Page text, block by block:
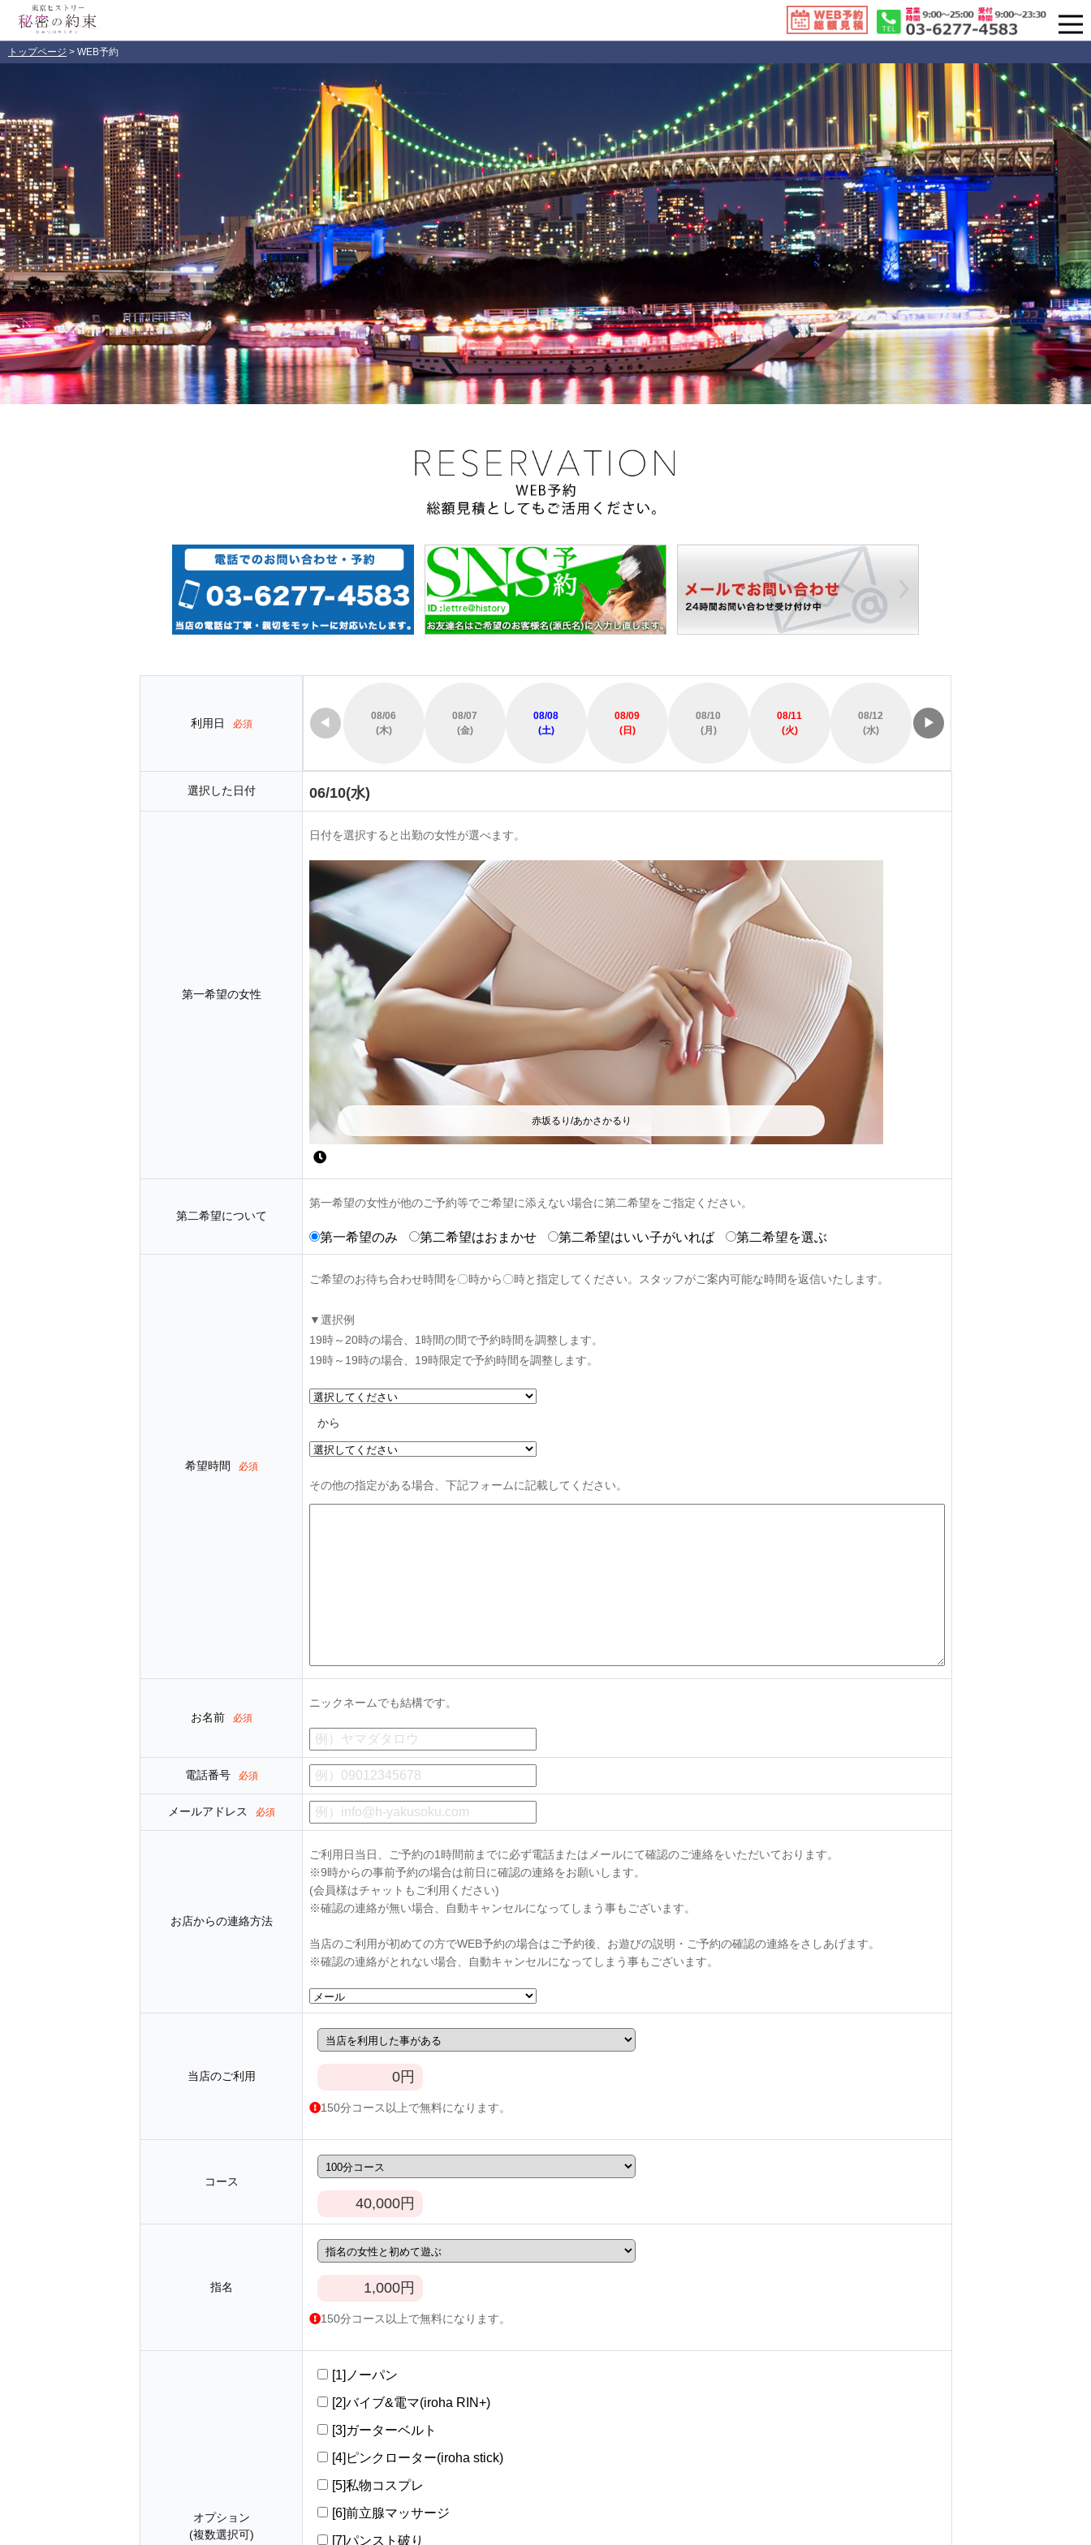
トップページ > WEB予約
利用日 必須 ◀
08/06
(木)
08/07
(金)
08/08
(土)
08/09
(日)
08/10
(月)
08/11
(火)
08/12
(水)
08/13
(木)
▶
選択した日付 06/10(水)
第一希望の女性
日付を選択すると出勤の女性が選べます。
赤坂るり/あかさかるり
第二希望について
第一希望の女性が他のご予約等でご希望に添えない場合に第二希望をご指定ください。
第一希望のみ 第二希望はおまかせ 第二希望はいい子がいれば 第二希望を選ぶ
希望時間 必須
ご希望のお待ち合わせ時間を〇時から〇時と指定してください。スタッフがご案内可能な時間を返信いたします。
▼選択例
19時～20時の場合、1時間の間で予約時間を調整します。
19時～19時の場合、19時限定で予約時間を調整します。
から
その他の指定がある場合、下記フォームに記載してください。
お名前 必須
ニックネームでも結構です。
電話番号 必須
メールアドレス 必須
お店からの連絡方法
ご利用日当日、ご予約の1時間前までに必ず電話またはメールにて確認のご連絡をいただいております。
※9時からの事前予約の場合は前日に確認の連絡をお願いします。
(会員様はチャットもご利用ください)
※確認の連絡が無い場合、自動キャンセルになってしまう事もございます。
当店のご利用が初めての方でWEB予約の場合はご予約後、お遊びの説明・ご予約の確認の連絡をさしあげます。
※確認の連絡がとれない場合、自動キャンセルになってしまう事もございます。
当店のご利用 0円
150分コース以上で無料になります。
コース
40,000円
指名 1,000円
150分コース以上で無料になります。
オプション
(複数選択可)
[1]ノーパン
[2]バイブ&電マ(iroha RIN+)
[3]ガーターベルト
[4]ピンクローター(iroha stick)
[5]私物コスプレ
[6]前立腺マッサージ
[7]パンスト破り